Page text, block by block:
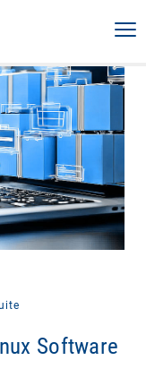
Software